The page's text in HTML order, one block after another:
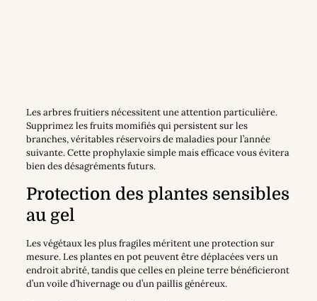
Les arbres fruitiers nécessitent une attention particulière.
Supprimez les fruits momifiés qui persistent sur les
branches, véritables réservoirs de maladies pour l’année
suivante. Cette prophylaxie simple mais efficace vous évitera
bien des désagréments futurs.
Protection des plantes sensibles
au gel
Les végétaux les plus fragiles méritent une protection sur
mesure. Les plantes en pot peuvent être déplacées vers un
endroit abrité, tandis que celles en pleine terre bénéficieront
d’un voile d’hivernage ou d’un paillis généreux.